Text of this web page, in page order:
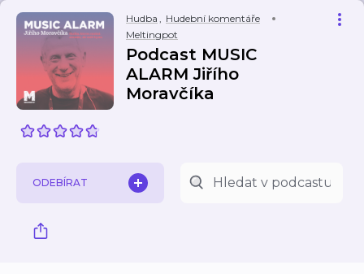
Hudba , Hudební komentáře
Meltingpot
Podcast MUSIC
ALARM Jiřího
Moravčíka
ODEBÍRAT